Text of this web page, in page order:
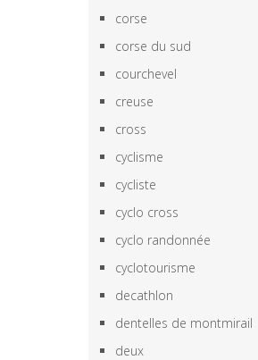
corse
corse du sud
courchevel
creuse
cross
cyclisme
cycliste
cyclo cross
cyclo randonnée
cyclotourisme
decathlon
dentelles de montmirail
deux